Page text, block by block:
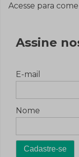
Acesse para
Assine
E-mail
Nome